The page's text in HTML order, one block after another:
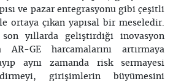
ve pazar entegrasyonu gibi çeşitli
ortaya çıkan yapısal bir meseledir.
yıllarda geliştirdiği inovasyon
AR-GE harcamalarını artırmaya
aynı zamanda risk sermayesi
girişimlerin büyümesini